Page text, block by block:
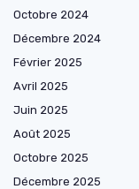
Octobre 2024
Décembre 2024
Février 2025
Avril 2025
Juin 2025
Août 2025
Octobre 2025
Décembre 2025